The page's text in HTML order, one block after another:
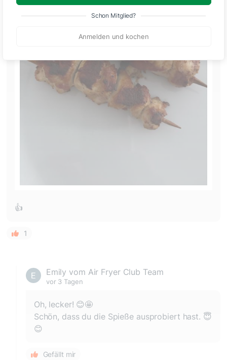
Schon Mitglied?
Anmelden und kochen
👍
1
Emily vom Air Fryer Club Team
vor 3 Tagen
Oh, lecker! 😊🤩
Schön, dass du die Spieße ausprobiert hast. 😇
😊
Gefällt mir